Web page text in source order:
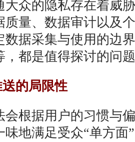
大众的隐私存在着威
质量、数据审计以及
数据采集与使用的边
，都是值得探讨的问
的局限性
据用户的习惯与偏
味地满足受众“单方面